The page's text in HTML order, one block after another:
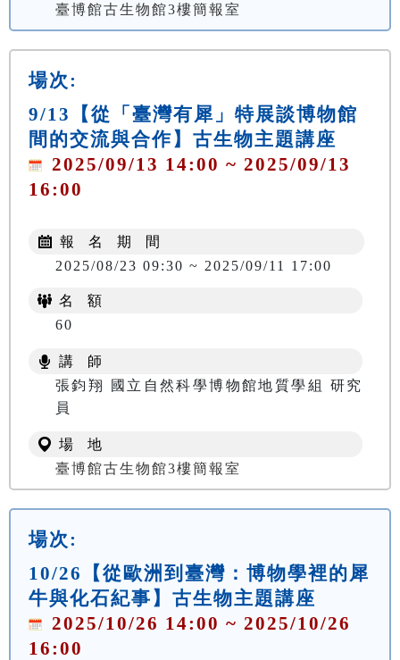
臺博館古生物館3樓簡報室
場次:
9/13【從「臺灣有犀」特展談博物館
間的交流與合作】古生物主題講座
2025/09/13 14:00 ~ 2025/09/13
16:00
報 名 期 間
2025/08/23 09:30 ~ 2025/09/11 17:00
名 額
60
講 師
張鈞翔 國立自然科學博物館地質學組 研究
員
場 地
臺博館古生物館3樓簡報室
場次:
10/26【從歐洲到臺灣：博物學裡的犀
牛與化石紀事】古生物主題講座
2025/10/26 14:00 ~ 2025/10/26
16:00